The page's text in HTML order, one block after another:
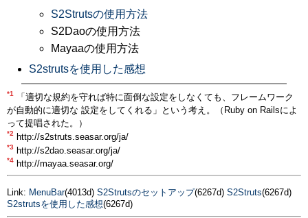
S2Strutsの使用方法
S2Daoの使用方法
Mayaaの使用方法
S2strutsを使用した感想
*1
「適切な規約を守れば特に面倒な設定をしなくても、フレームワーク
が自動的に適切な 設定をしてくれる」という考え。（Ruby on Railsによ
って提唱された。）
*2 http://s2struts.seasar.org/ja/
*3 http://s2dao.seasar.org/ja/
*4 http://mayaa.seasar.org/
Link: MenuBar(4013d) S2Strutsのセットアップ(6267d) S2Struts(6267d)
S2strutsを使用した感想(6267d)